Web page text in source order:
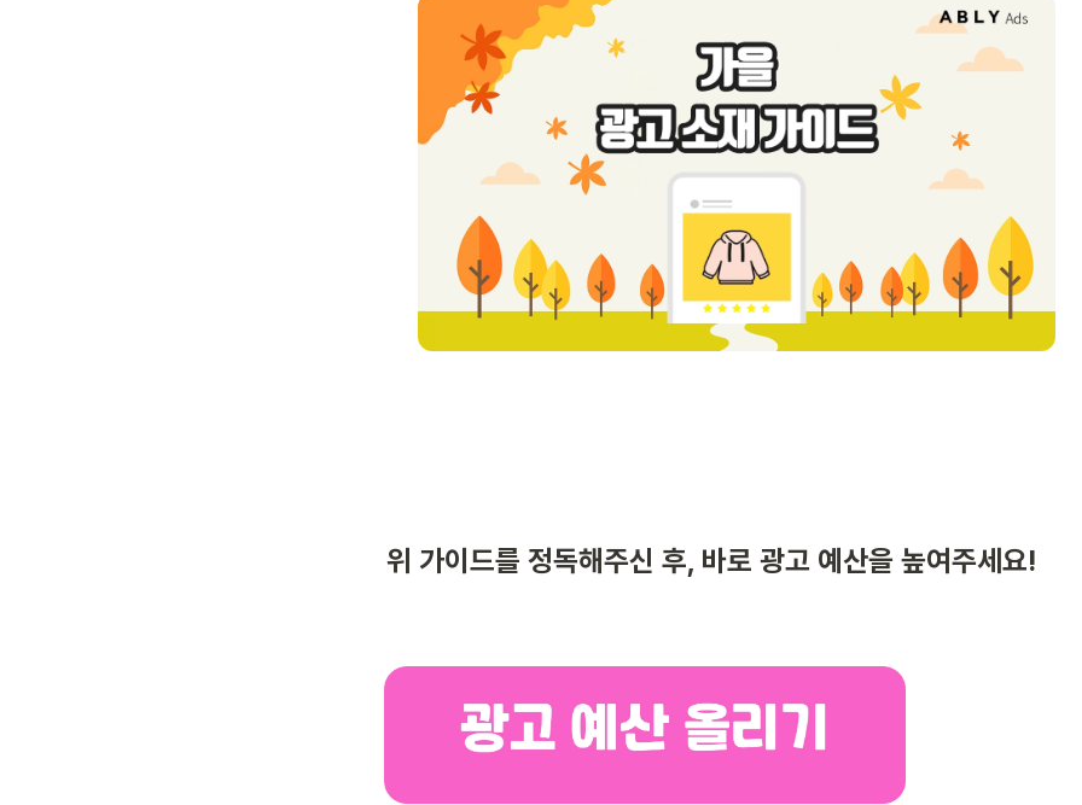
위 가이드를 정독해주신 후, 바로 광고 예산을 높여주세요!